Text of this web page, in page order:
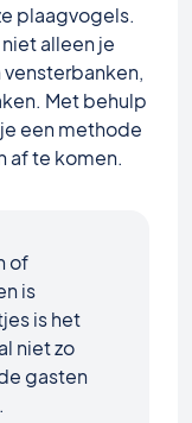
plaagvogels.
alleen je
Met behulp
een methode
af ​​te komen.
of
is
is het
niet zo
gasten